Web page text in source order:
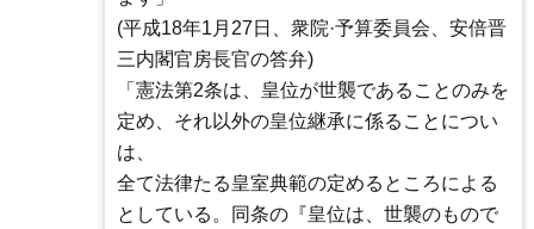
(平成18年1月27日、衆院·予算委員会、安倍晋
三内閣官房長官の答弁)
「憲法第2条は、皇位が世襲であることのみを
定め、それ以外の皇位継承に係ることについ
は、
全て法律たる皇室典範の定めるところによる
としている。同条の『皇位は、世襲のもので